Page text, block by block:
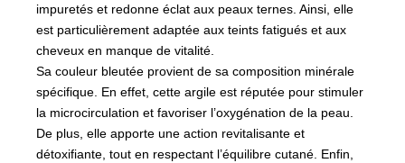
impuretés et redonne éclat aux peaux ternes. Ainsi, elle
est particulièrement adaptée aux teints fatigués et aux
cheveux en manque de vitalité.
Sa couleur bleutée provient de sa composition minérale
spécifique. En effet, cette argile est réputée pour stimuler
la microcirculation et favoriser l’oxygénation de la peau.
De plus, elle apporte une action revitalisante et
détoxifiante, tout en respectant l’équilibre cutané. Enfin,